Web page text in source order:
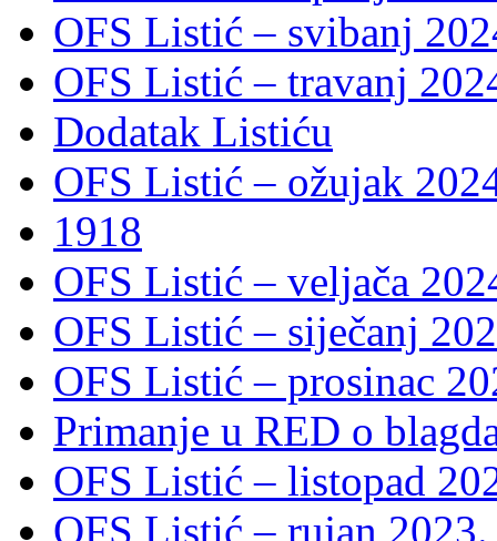
OFS Listić – svibanj
OFS Listić – travanj
Dodatak Listiću
OFS Listić – ožujak
1918
OFS Listić – veljača
OFS Listić – siječanj
OFS Listić – prosinac
Primanje u RED o
OFS Listić – listopad
OFS Listić – rujan 2023.